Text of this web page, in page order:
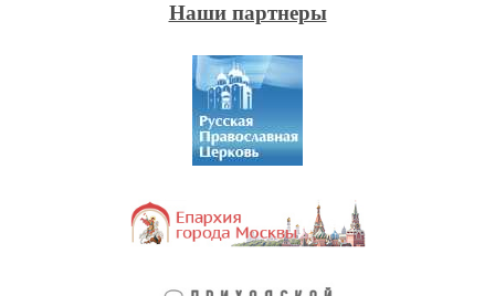
Наши партнеры